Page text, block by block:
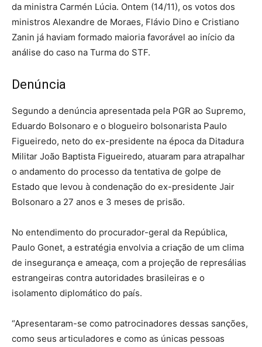
da ministra Carmén Lúcia. Ontem (14/11), os votos dos
ministros Alexandre de Moraes, Flávio Dino e Cristiano
Zanin já haviam formado maioria favorável ao início da
análise do caso na Turma do STF.
Denúncia
Segundo a denúncia apresentada pela PGR ao Supremo,
Eduardo Bolsonaro e o blogueiro bolsonarista Paulo
Figueiredo, neto do ex-presidente na época da Ditadura
Militar João Baptista Figueiredo, atuaram para atrapalhar
o andamento do processo da tentativa de golpe de
Estado que levou à condenação do ex-presidente Jair
Bolsonaro a 27 anos e 3 meses de prisão.
No entendimento do procurador-geral da República,
Paulo Gonet, a estratégia envolvia a criação de um clima
de insegurança e ameaça, com a projeção de represálias
estrangeiras contra autoridades brasileiras e o
isolamento diplomático do país.
“Apresentaram-se como patrocinadores dessas sanções,
como seus articuladores e como as únicas pessoas